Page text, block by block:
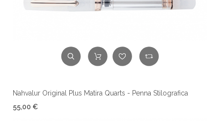
Nahvalur Original Plus Matira Quarts - Penna Stilografica
55,00 €